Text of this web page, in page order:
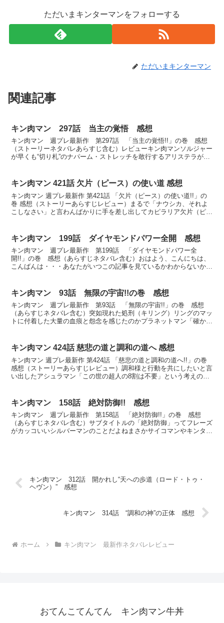
ただいまキンターマンをフォローする
ただいまキンターマン
関連記事
キン肉マン 297話 当主の覚悟 感想
キン肉マン 週プレ最新作 第297話 「当主の覚悟!!」の巻 感想
（ストーリーネタバレあらすじ含む）レビューキン肉マンソルジャー
が早くも“切り札”のナパーム・ストレッチを敢行するアリステラが業
キン肉マン 421話 欠片（ピース）の使い道 感想
キン肉マン 週プレ最新作 第421話 「欠片（ピース）の使い道!!」の
巻 感想（ストーリーあらすじレビュー）まるで「ナウシカ、それよ
こしなさい」と言わんばかりに手を差し出してカピラリア欠片（ピー
キン肉マン 199話 ダイヤモンドパワー全開 感想
キン肉マン 週プレ最新作 第199話 「ダイヤモンドパワー全
開!!」の巻 感想（あらすじネタバレ含む）おはよう、こんにちは、
こんばんは・・・あなたがいつこの記事を見ているかわからないか
キン肉マン 93話 無限の宇宙!!の巻 感想
キン肉マン 週プレ最新作 第93話 「無限の宇宙!!」の巻 感想
（あらすじネタバレ含む）突如現れた処刑（キリング）リングのマッ
トに付着した大量の血痕と怨念を感じたのかプラネットマン「確かに
キン肉マン 424話 慈悲の道と調和の道へ 感想
キン肉マン 週プレ最新作 第424話 「慈悲の道と調和の道へ!!」の巻
感想（ストーリーあらすじレビュー）調和様と行動を共にしたいと言
い出したアシュラマン「この世の超人の8割は不要」という考えの調
キン肉マン 158話 絶対防御!! 感想
キン肉マン 週プレ最新作 第158話 「絶対防御!!」の巻 感想
（あらすじネタバレ含む）サブタイトルの「絶対防御」ってフレーズ
がカッコいいシルバーマンのことだよねまさかサイコマンやキンター
キン肉マン 312話 開かれし“天への歩道（ロード・トゥ・
ヘヴン）” 感想
キン肉マン 314話 “調和の神”の正体 感想
ホーム キン肉マン 最新作ネタバレレビュー
おてんこてんてん キン肉マン牛丼